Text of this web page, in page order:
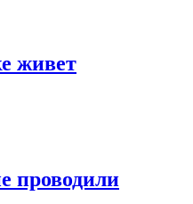
живет
проводили